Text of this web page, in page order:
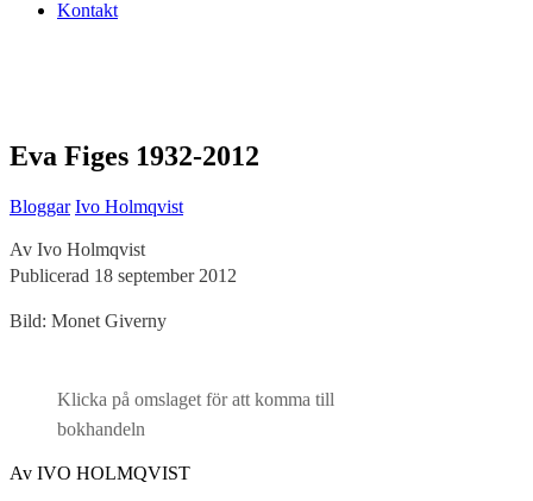
Kontakt
Eva Figes 1932-2012
Bloggar Ivo Holmqvist
Av Ivo Holmqvist
Publicerad 18 september 2012
Bild: Monet Giverny
Klicka på omslaget för att komma till
bokhandeln
Av IVO HOLMQVIST